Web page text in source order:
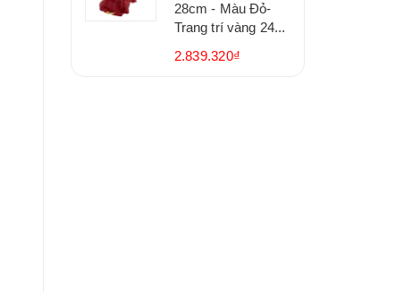
28cm - Màu Đỏ-
Trang trí vàng 24...
2.839.320₫